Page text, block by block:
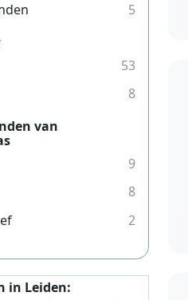
5
53
8
van
9
8
2
in Leiden: